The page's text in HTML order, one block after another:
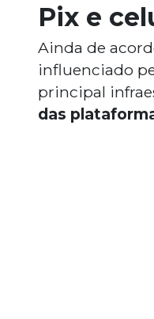
Pix e
Ainda de
influenciado
principal
das